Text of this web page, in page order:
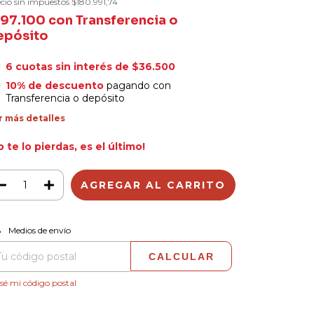
con Transferencia o
6 cuotas sin interés de $36.500
10% de descuentopagando con
Transferencia o depósito
más detalles
te lo pierdas, es el último!
para el CP:
Medios de envío
CALCULAR
mi código postal